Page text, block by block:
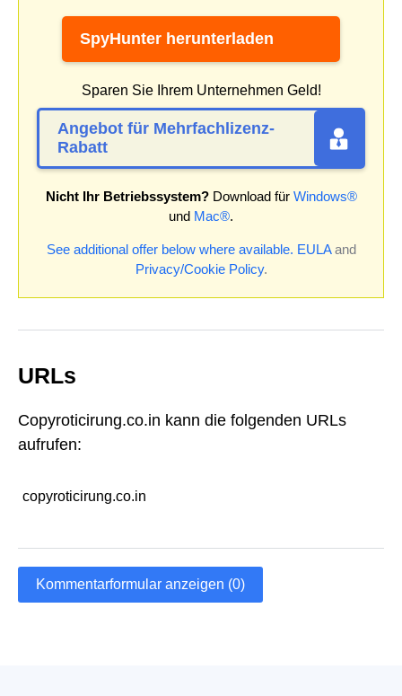
SpyHunter herunterladen
Sparen Sie Ihrem Unternehmen Geld!
Angebot für Mehrfachlizenz-
Rabatt
Nicht Ihr Betriebssystem?Download für Windows®
und Mac®.
See additional offer below where available. EULAand
Privacy/Cookie Policy.
URLs
Copyroticirung.co.in kann die folgenden URLs
aufrufen:
copyroticirung.co.in
Kommentarformular anzeigen (0)